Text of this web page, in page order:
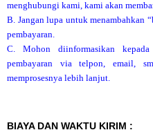
menghubungi kami, kami akan
B. Jangan lupa untuk menambahkan
pembayaran.
C. Mohon diinformasikan
pembayaran via telpon, email,
memprosesnya lebih lanjut.
BIAYA DAN WAKTU KIRIM :